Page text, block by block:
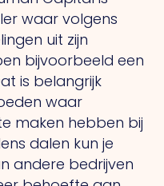
waar volgens
uit zijn
bijvoorbeeld een
is belangrijk
waar
maken hebben bij
dalen kun je
andere bedrijven